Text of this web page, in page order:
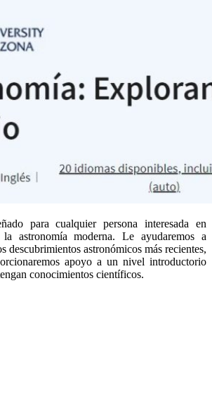
para cualquier persona interesada en
astronomía moderna. Le ayudaremos a
descubrimientos astronómicos más recientes,
apoyo a un nivel introductorio
conocimientos científicos.